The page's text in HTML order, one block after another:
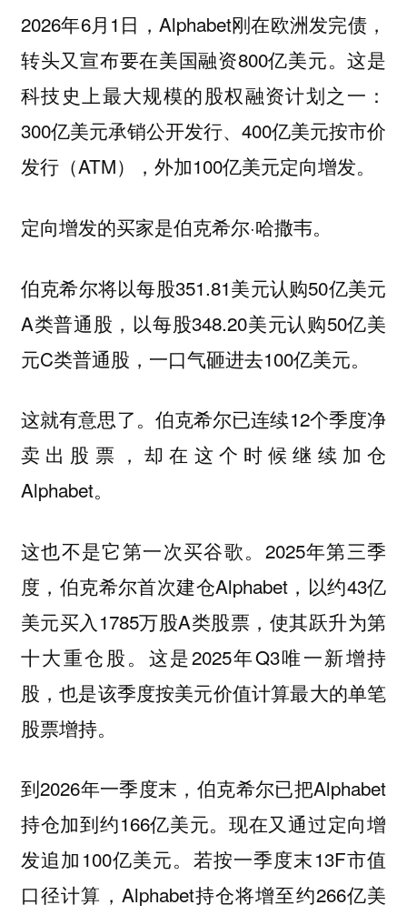
2026年6月1日，Alphabet刚在欧洲发完债，
转头又宣布要在美国融资800亿美元。这是
科技史上最大规模的股权融资计划之一：
300亿美元承销公开发行、400亿美元按市价
发行（ATM），外加100亿美元定向增发。
定向增发的买家是伯克希尔·哈撒韦。
伯克希尔将以每股351.81美元认购50亿美元
A类普通股，以每股348.20美元认购50亿美
元C类普通股，一口气砸进去100亿美元。
这就有意思了。伯克希尔已连续12个季度净
卖出股票，却在这个时候继续加仓
Alphabet。
这也不是它第一次买谷歌。2025年第三季
度，伯克希尔首次建仓Alphabet，以约43亿
美元买入1785万股A类股票，使其跃升为第
十大重仓股。这是2025年Q3唯一新增持
股，也是该季度按美元价值计算最大的单笔
股票增持。
到2026年一季度末，伯克希尔已把Alphabet
持仓加到约166亿美元。现在又通过定向增
发追加100亿美元。若按一季度末13F市值
口径计算，Alphabet持仓将增至约266亿美